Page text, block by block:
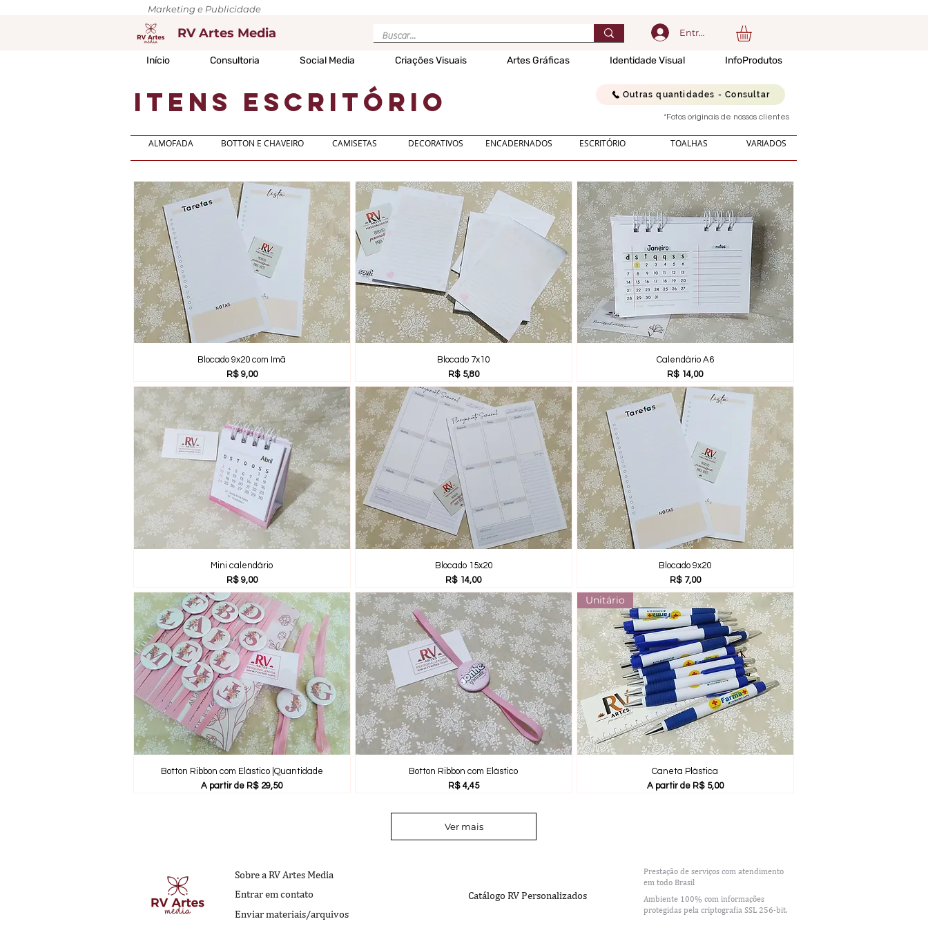
Marketing e Publicidade
RV Artes Media Entrar
Início Consultoria Social Media Criações Visuais Artes Gráficas Identidade Visual InfoProdutos
itens escritório Outras quantidades - Consultar
*Fotos originais de nossos clientes
ALMOFADA BOTTON E CHAVEIRO CAMISETAS DECORATIVOS ESCRITÓRIO TOALHAS VARIADOS
ENCADERNADOS
Blocado 9x20 com Imã
Preço
R$ 9,00
Blocado 7x10
Preço
R$ 5,80
Calendário A6
Preço
R$ 14,00
Mini calendário
Preço
R$ 9,00
Blocado 15x20
Preço
R$ 14,00
Blocado 9x20
Preço
R$ 7,00
Botton Ribbon com Elástico |Quantidade
A partir de R$ 29,50
Preço promocional
Botton Ribbon com Elástico
Preço
R$ 4,45
Unitário
Caneta Plástica
A partir de R$ 5,00
Preço promocional
Ver mais
Sobre a RV Artes Media
Entrar em contato
Enviar materiais/arquivos
Catálogo RV Personalizados
Prestação de serviços com atendimento
em todo Brasil
Ambiente 100% com informações
protegidas pela criptografia SSL 256-bit.